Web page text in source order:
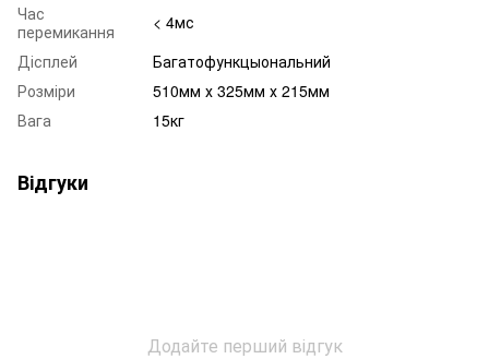
Час
перемикання
< 4мс
Дісплей
Багатофункцыональний
Розміри
510мм х 325мм х 215мм
Вага
15кг
Відгуки
Додайте перший відгук